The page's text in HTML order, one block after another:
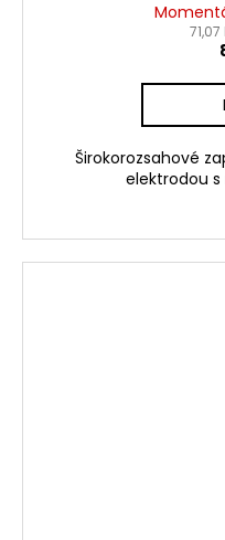
71,07
Širokorozsahové
elektrodou